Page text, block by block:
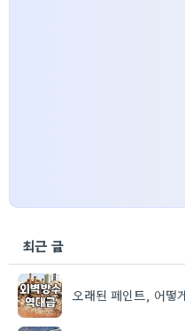
최근 글
오래된 페인트, 어떻